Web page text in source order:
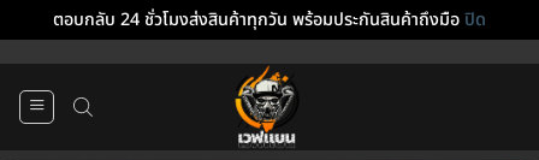
ตอบกลับ 24 ชั่วโมงส่งสินค้าทุกวัน พร้อมประกันสินค้าถึงมือปิด